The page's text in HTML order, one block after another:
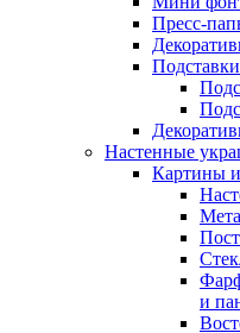
Пресс-
Настенные
Картины
и